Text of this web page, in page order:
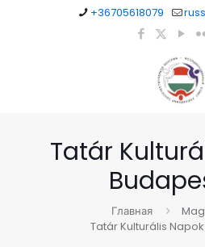
+36705618079
Tatár
Главная
Tatár Kulturális